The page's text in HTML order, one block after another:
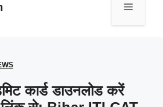
Menu
कार्ड डाउनलोड करें